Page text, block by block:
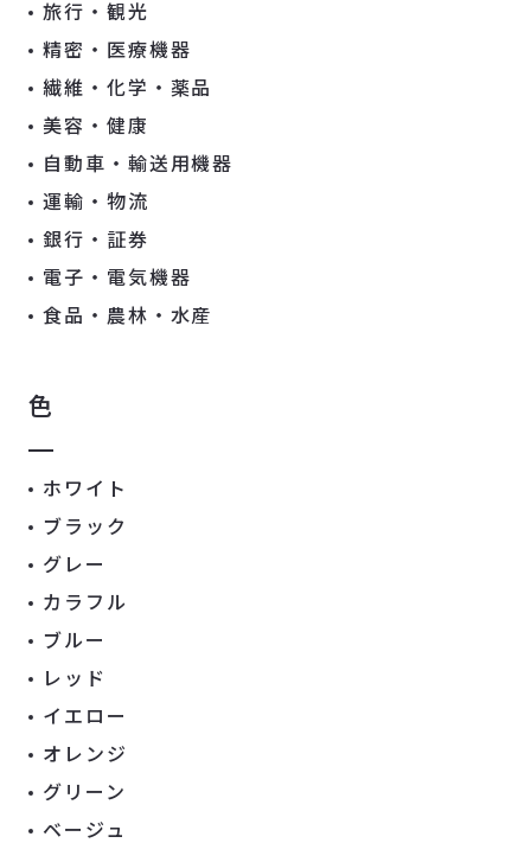
旅行・観光
精密・医療機器
繊維・化学・薬品
美容・健康
自動車・輸送用機器
運輸・物流
銀行・証券
電子・電気機器
食品・農林・水産
色
ホワイト
ブラック
グレー
カラフル
ブルー
レッド
イエロー
オレンジ
グリーン
ベージュ